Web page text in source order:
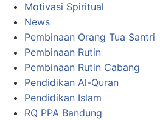
Motivasi Spiritual
News
Pembinaan Orang Tua Santri
Pembinaan Rutin
Pembinaan Rutin Cabang
Pendidikan Al-Quran
Pendidikan Islam
RQ PPA Bandung